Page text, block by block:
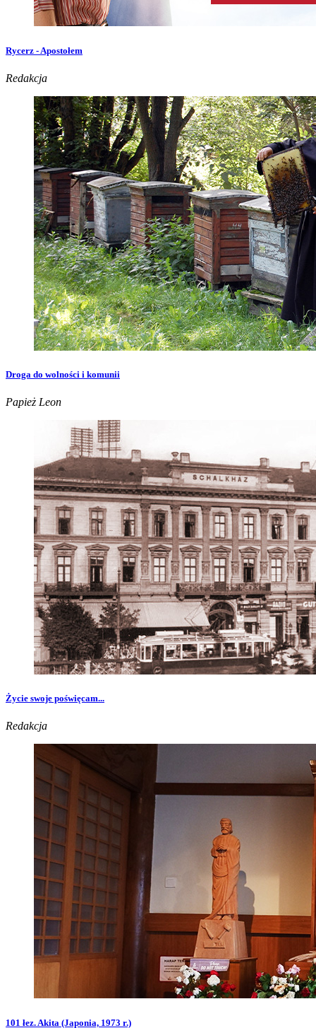
Rycerz - Apostołem
Redakcja
Droga do wolności i komunii
Papież Leon
Życie swoje poświęcam...
Redakcja
101 łez. Akita (Japonia, 1973 r.)